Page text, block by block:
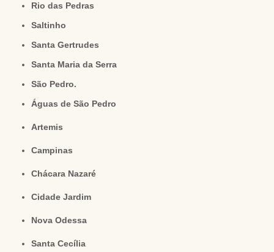
Rio das Pedras
Saltinho
Santa Gertrudes
Santa Maria da Serra
São Pedro.
Águas de São Pedro
Artemis
Campinas
Chácara Nazaré
Cidade Jardim
Nova Odessa
Santa Cecília